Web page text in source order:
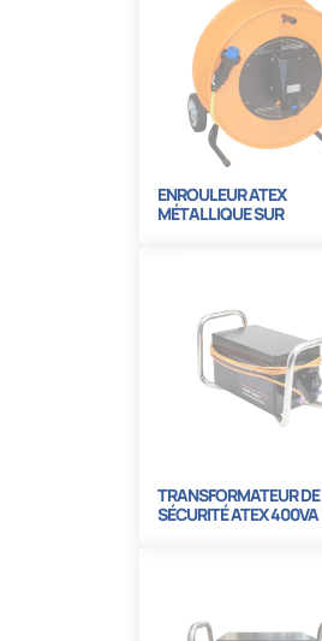
ENROULEUR ATEX
MÉTALLIQUE SUR
TRANSFORMATEUR DE
SÉCURITÉ ATEX 400VA